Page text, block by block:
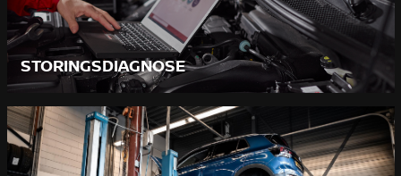
STORINGSDIAGNOSE